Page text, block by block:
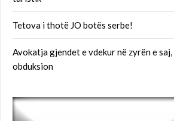
Tetova i thotë JO botës serbe!
Avokatja gjendet e vdekur në zyrën e
obduksion